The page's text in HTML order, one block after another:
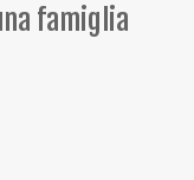
famiglia